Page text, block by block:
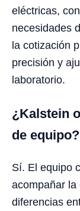
eléctricas,
necesidades
la cotización
precisión y
laboratorio.
¿Kalstein
de equipo?
Sí. El equipo
acompañar la
diferencias